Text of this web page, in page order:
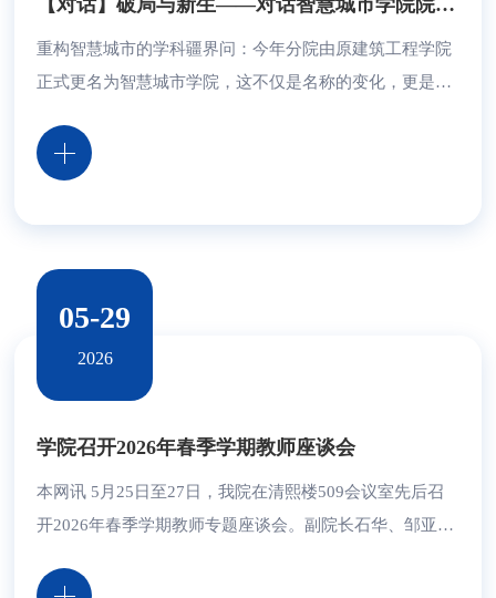
重构智慧城市的学科疆界问：今年分院由原建筑工程学院
正式更名为智慧城市学院，这不仅是名称的变化，更是学
问分院将如何重新定义自己的学科边界？学院要求构建专
业与区域产业链的对接图谱，智慧城市学院将如何对接城
土木、测绘、工程造价专业与物联网、GIS、数据分...
05-29
2026
学院召开2026年春季学期教师座谈会
本网讯 5月25日至27日，我院在清熙楼509会议室先后召
开2026年春季学期教师专题座谈会。副院长石华、邹亚新
谈会 以“匠心育人，领航共进”为主题的骨干教师座谈会会